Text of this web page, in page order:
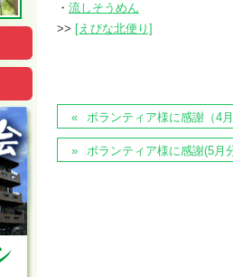
・ 流しそうめん
>> [えびな北便り]
ボランティア様に感謝（4月
ボランティア様に感謝(5月